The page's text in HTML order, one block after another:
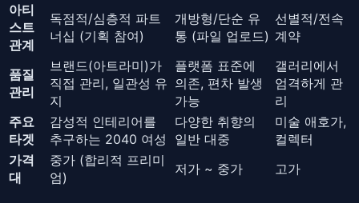
아티
스트
관계
독점적/심층적 파트
너십 (기획 참여)
개방형/단순 유
통 (파일 업로드)
선별적/전속
계약
품질
관리
브랜드(아트라미)가
직접 관리, 일관성 유
지
플랫폼 표준에
의존, 편차 발생
가능
갤러리에서
엄격하게 관
리
주요
타겟
감성적 인테리어를
추구하는 2040 여성
다양한 취향의
일반 대중
미술 애호가,
컬렉터
가격
대
중가 (합리적 프리미
엄)
저가 ~ 중가 고가